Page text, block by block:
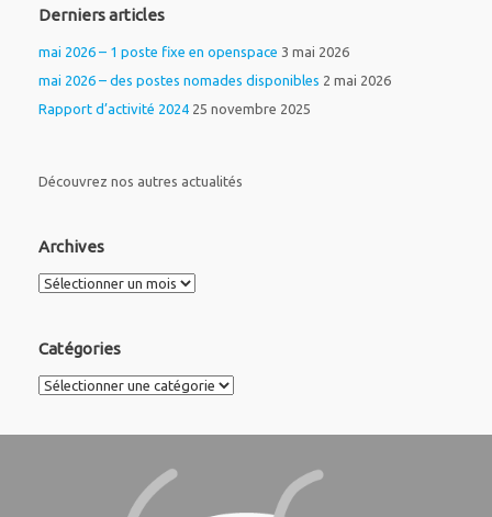
Derniers articles
mai 2026 – 1 poste fixe en openspace 3 mai 2026
mai 2026 – des postes nomades disponibles 2 mai 2026
Rapport d’activité 2024 25 novembre 2025
Découvrez nos autres actualités
Archives
Archives
Catégories
Catégories